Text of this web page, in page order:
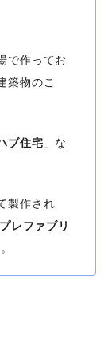
で作ってお
築物のこ
ブ住宅 」な
製作され
レファブリ